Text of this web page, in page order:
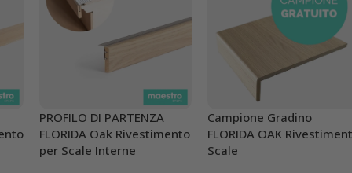
PROFILO DI PARTENZA
FLORIDA Oak Rivestimento
per Scale Interne
Campione Gradino
FLORIDA OAK
Scale